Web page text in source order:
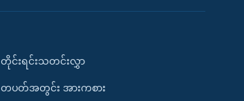
တိုင်းရင်းသတင်းလွှာ
တပတ်အတွင်း အားကစား